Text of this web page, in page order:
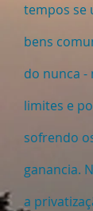
tempos se
bens
do nunca -
limites e
sofrendo
ganancia.
a